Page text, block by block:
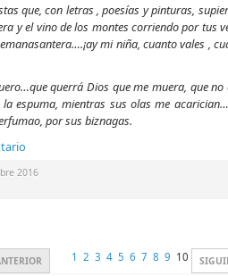
que, con letras , poesías y pinturas,
y el vino de los montes corriendo por
mi niña, cuanto vales ,
querrá Dios que me muera, que
espuma, mientras sus olas me
por sus biznagas.
2016
1 2 3 4 5 6 7 8 9 10